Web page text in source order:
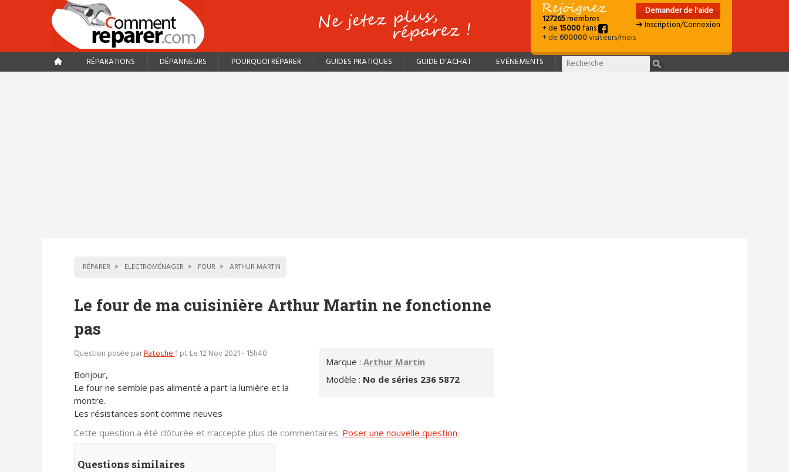
127265membres
+ de15000fans
+ de600000visiteurs/mois
Demander de l'aide
➜ Inscription/Connexion
RÉPARATIONS DÉPANNEURS POURQUOI RÉPARER GUIDES PRATIQUES GUIDE D'ACHAT EVÉNEMENTS
RÉPARER ELECTROMÉNAGER FOUR ARTHUR MARTIN
Le four de ma cuisinière Arthur Martin ne fonctionne
pas
Marque :Arthur Martin
Modèle : No de séries 236 5872
Question posée parPatoche1 pt Le 12 Nov 2021 - 15h40
Bonjour,
Le four ne semble pas alimenté a part la lumière et la
montre.
Les résistances sont comme neuves
Cette question a été clôturée et n'accepte plus de commentaires. Poser une nouvelle question
Questions similaires